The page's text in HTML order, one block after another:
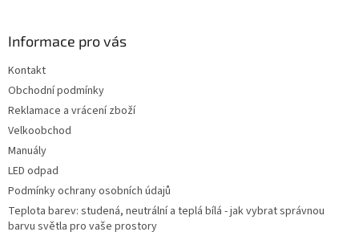
Informace pro vás
Kontakt
Obchodní podmínky
Reklamace a vrácení zboží
Velkoobchod
Manuály
LED odpad
Podmínky ochrany osobních údajů
Teplota barev: studená, neutrální a teplá bílá - jak vybrat správnou
barvu světla pro vaše prostory